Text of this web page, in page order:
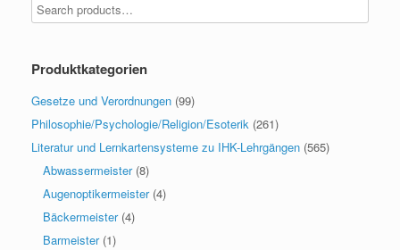
Produktkategorien
Gesetze und Verordnungen (99)
Philosophie/Psychologie/Religion/Esoterik (261)
Literatur und Lernkartensysteme zu IHK-Lehrgängen (565)
Abwassermeister (8)
Augenoptikermeister (4)
Bäckermeister (4)
Barmeister (1)